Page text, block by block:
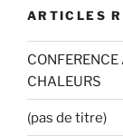
ARTICLES
CHALEURS
(pas de titre)